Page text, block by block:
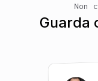
Non
Guarda